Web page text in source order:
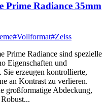
Prime Radiance 35mm
#Vollformat#Zeiss
Prime Radiance sind spezielle
Eigenschaften und
Sie erzeugen kontrollierte,
an Kontrast zu verlieren.
großformatige Abdeckung,